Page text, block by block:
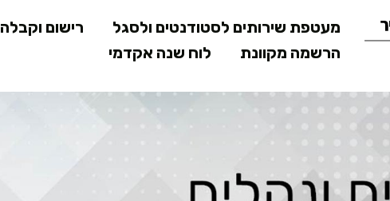
לתוכן
המרכזי
מעטפת שירותים לסטודנטים ולסגל רישום וקבלה
הרשמה מקוונת
לוח שנה אקדמי